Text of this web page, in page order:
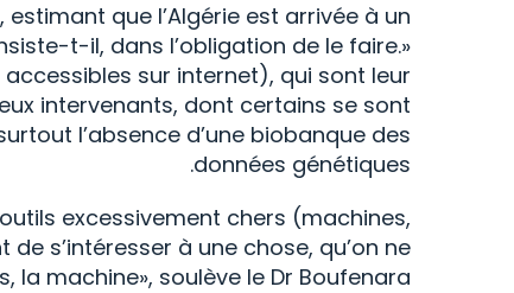
que l’Algérie est arrivée à un
t-il, dans l’obligation de le faire.»
sur internet), qui sont leur
intervenants, dont certains se sont
l’absence d’une biobanque des
données génétiques.
excessivement chers (machines,
s’intéresser à une chose, qu’on ne
la machine», soulève le Dr Boufenara.